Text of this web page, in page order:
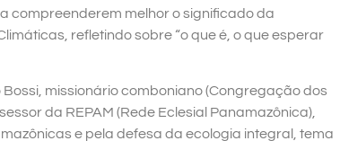
compreenderem melhor o significado da
refletindo sobre “o que é, o que esperar
missionário comboniano (Congregação dos
da REPAM (Rede Eclesial Panamazônica),
e pela defesa da ecologia integral, tema